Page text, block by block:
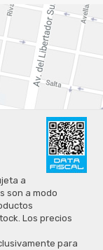
a
son a modo
Los precios
para